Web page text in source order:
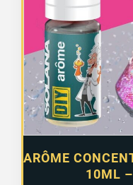
ARÔME
10ML